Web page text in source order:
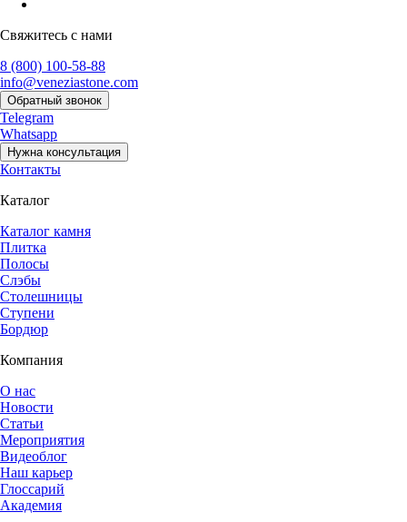
Свяжитесь с нами
8 (800) 100-58-88
info@veneziastone.com
Обратный звонок
Telegram
Whatsapp
Нужна консультация
Контакты
Каталог
Каталог камня
Плитка
Полосы
Слэбы
Столешницы
Ступени
Бордюр
Компания
О нас
Новости
Статьи
Мероприятия
Видеоблог
Наш карьер
Глоссарий
Академия